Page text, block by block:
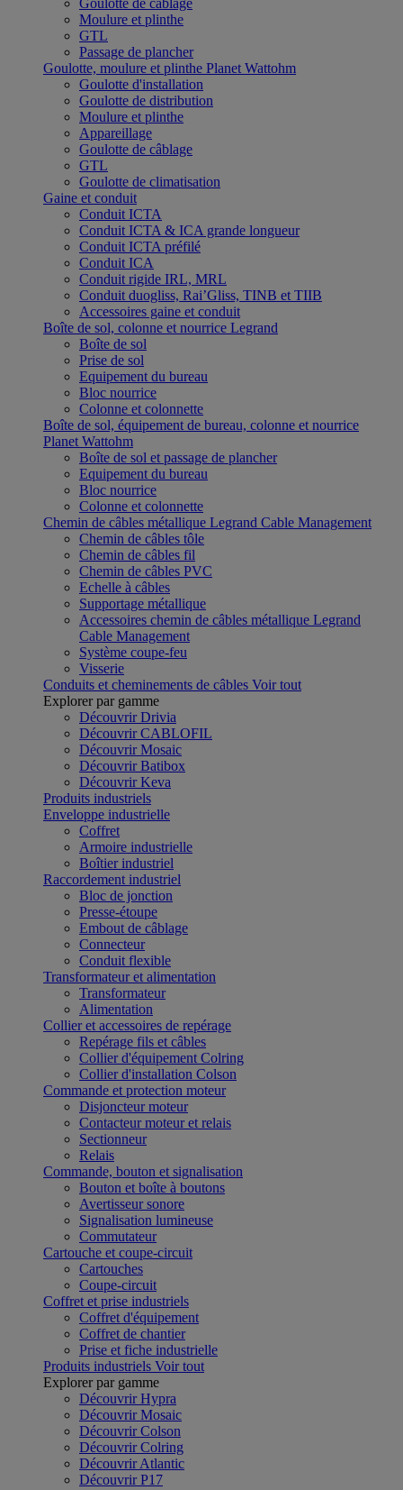
Goulotte de câblage
Moulure et plinthe
GTL
Passage de plancher
Goulotte, moulure et plinthe Planet Wattohm
Goulotte d'installation
Goulotte de distribution
Moulure et plinthe
Appareillage
Goulotte de câblage
GTL
Goulotte de climatisation
Gaine et conduit
Conduit ICTA
Conduit ICTA & ICA grande longueur
Conduit ICTA préfilé
Conduit ICA
Conduit rigide IRL, MRL
Conduit duogliss, Rai’Gliss, TINB et TIIB
Accessoires gaine et conduit
Boîte de sol, colonne et nourrice Legrand
Boîte de sol
Prise de sol
Equipement du bureau
Bloc nourrice
Colonne et colonnette
Boîte de sol, équipement de bureau, colonne et nourrice
Planet Wattohm
Boîte de sol et passage de plancher
Equipement du bureau
Bloc nourrice
Colonne et colonnette
Chemin de câbles métallique Legrand Cable Management
Chemin de câbles tôle
Chemin de câbles fil
Chemin de câbles PVC
Echelle à câbles
Supportage métallique
Accessoires chemin de câbles métallique Legrand
Cable Management
Système coupe-feu
Visserie
Conduits et cheminements de câbles Voir tout
Explorer par gamme
Découvrir Drivia
Découvrir CABLOFIL
Découvrir Mosaic
Découvrir Batibox
Découvrir Keva
Produits industriels
Enveloppe industrielle
Coffret
Armoire industrielle
Boîtier industriel
Raccordement industriel
Bloc de jonction
Presse-étoupe
Embout de câblage
Connecteur
Conduit flexible
Transformateur et alimentation
Transformateur
Alimentation
Collier et accessoires de repérage
Repérage fils et câbles
Collier d'équipement Colring
Collier d'installation Colson
Commande et protection moteur
Disjoncteur moteur
Contacteur moteur et relais
Sectionneur
Relais
Commande, bouton et signalisation
Bouton et boîte à boutons
Avertisseur sonore
Signalisation lumineuse
Commutateur
Cartouche et coupe-circuit
Cartouches
Coupe-circuit
Coffret et prise industriels
Coffret d'équipement
Coffret de chantier
Prise et fiche industrielle
Produits industriels Voir tout
Explorer par gamme
Découvrir Hypra
Découvrir Mosaic
Découvrir Colson
Découvrir Colring
Découvrir Atlantic
Découvrir P17